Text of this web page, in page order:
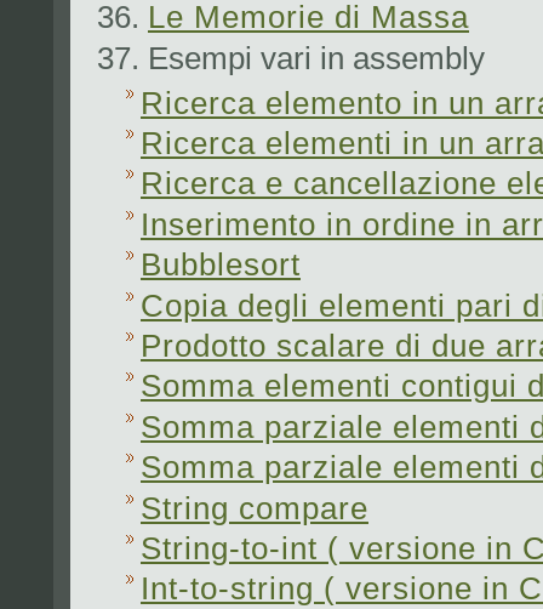
Le Memorie di Massa
Esempi vari in assembly
Ricerca elemento in un
Ricerca elementi in un
Ricerca e cancellazione
Inserimento in ordine in
Bubblesort
Copia degli elementi pari
Prodotto scalare di due
Somma elementi contigui
Somma parziale elementi
Somma parziale elementi
String compare
String-to-int ( versione in
Int-to-string ( versione in C